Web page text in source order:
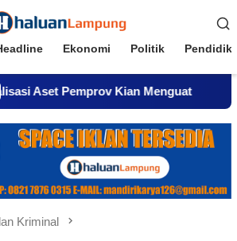
Ekonomi Politik
Kian Menguat AWPI
Kriminal